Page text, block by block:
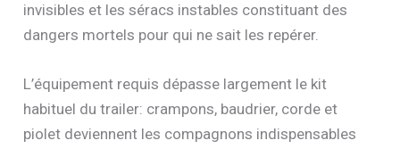
invisibles et les séracs instables constituant des
dangers mortels pour qui ne sait les repérer.
L’équipement requis dépasse largement le kit
habituel du trailer: crampons, baudrier, corde et
piolet deviennent les compagnons indispensables